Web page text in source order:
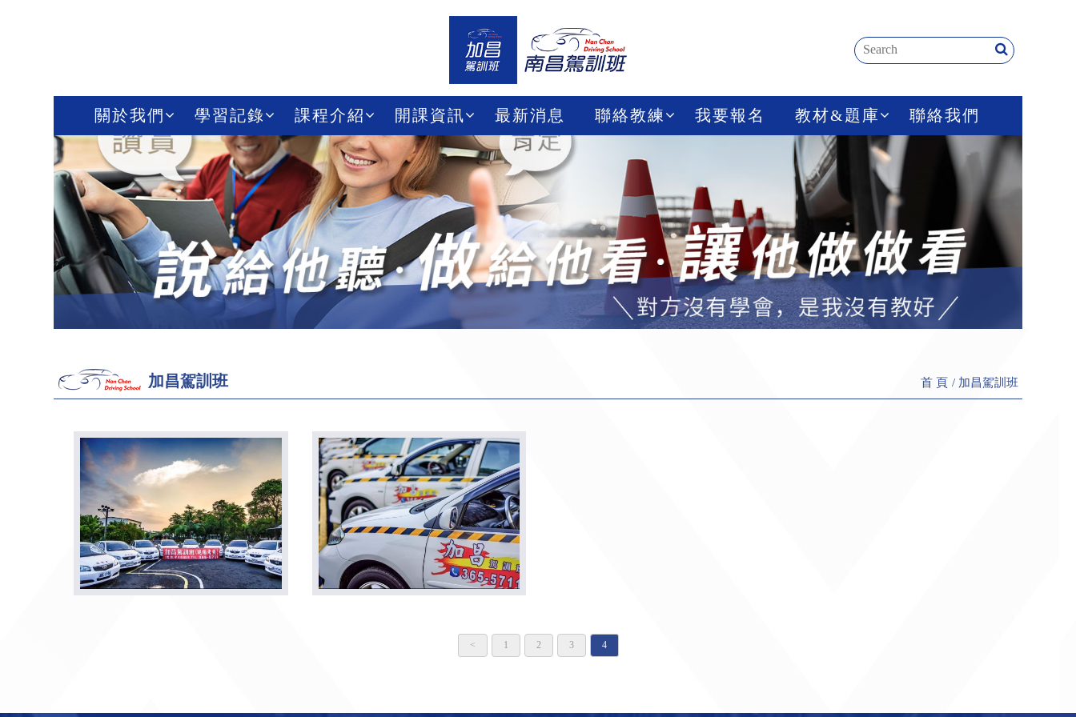
關於我們 學習記錄 課程介紹 開課資訊 最新消息 聯絡教練 我要報名 教材&題庫 聯絡我們
加昌駕訓班 首 頁 加昌駕訓班
< 1 2 3 4